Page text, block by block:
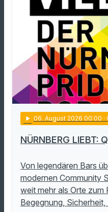
play_arrow 06. August 2026 00:00
NÜRNBERG LIEBT:
Von legendären Bars
modernen Community
weit mehr als Orte zum
Begegnung,